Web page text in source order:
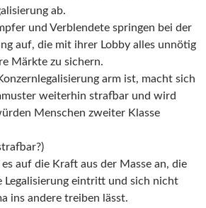
ab.
und Verblendete springen bei der
auf, die mit ihrer Lobby alles unnötig
Märkte zu sichern.
arm ist, macht sich
weiterhin strafbar und wird
Menschen zweiter Klasse
auf die Kraft aus der Masse an, die
Legalisierung eintritt und sich nicht
ins andere treiben lässt.